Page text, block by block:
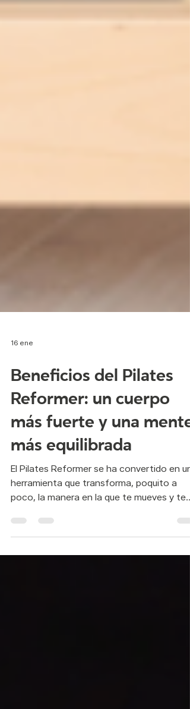
Beneficios del Pilates
Reformer: un cuerpo
más fuerte y una mente
más equilibrada
El Pilates Reformer se ha convertido en
herramienta que transforma, poquito a
poco, la manera en la que te mueves y te